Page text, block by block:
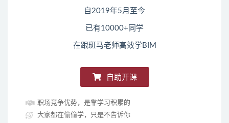
自2019年5月至今
已有10000+同学
在跟斑马老师高效学BIM
自助开课
职场竞争优势，是靠学习积累的
大家都在偷偷学，只是不告诉你